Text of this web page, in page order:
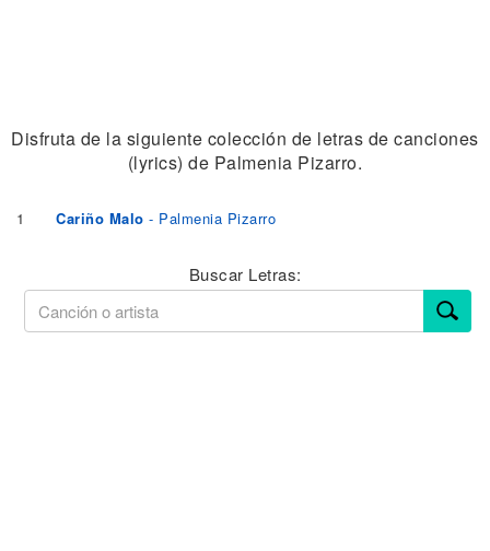
Disfruta de la siguiente colección de letras de canciones
(lyrics) de Palmenia Pizarro.
1 Cariño Malo - Palmenia Pizarro
Buscar Letras: